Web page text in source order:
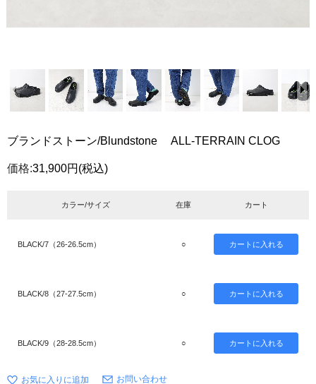
ブランドストーン/Blundstone ALL-TERRAIN CLOG
価格:31,900円 (税込)
カラー/サイズ 在庫 カート
BLACK/7（26-26.5cm） ○
BLACK/8（27-27.5cm） ○
BLACK/9（28-28.5cm） ○
お問い合わせ